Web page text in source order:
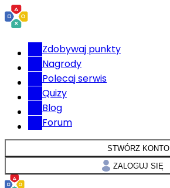
Zdobywaj punkty
Nagrody
Polecaj serwis
Quizy
Blog
Forum
STWÓRZ KONTO
ZALOGUJ SIĘ